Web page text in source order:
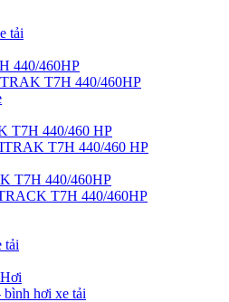
tải
440/460HP
T7H 440/460HP
T7H 440/460 HP
T7H 440/460 HP
T7H 440/460HP
T7H 440/460HP
tải
hơi xe tải